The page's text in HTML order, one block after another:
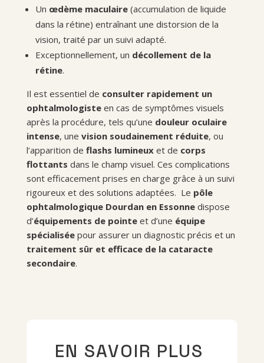
Un œdème maculaire(accumulation de liquide
dans la rétine) entraînant une distorsion de la
vision, traité par un suivi adapté.
Exceptionnellement, un décollement de la
rétine.
Il est essentiel de consulter rapidement un
ophtalmologisteen cas de symptômes visuels
après la procédure, tels qu’une douleur oculaire
intense, une vision soudainement réduite, ou
l’apparition de flashs lumineuxet de corps
flottants dans le champ visuel. Ces complications
sont efficacement prises en charge grâce à un suivi
rigoureux et des solutions adaptées. Le pôle
ophtalmologique Dourdan en Essonnedispose
d’équipements de pointeet d’une équipe
spécialiséepour assurer un diagnostic précis et un
traitement sûr et efficace de la cataracte
secondaire.
EN SAVOIR PLUS